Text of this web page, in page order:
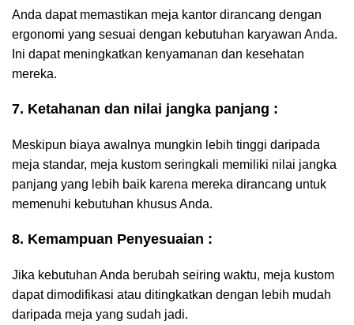
Anda dapat memastikan meja kantor dirancang dengan
ergonomi yang sesuai dengan kebutuhan karyawan Anda.
Ini dapat meningkatkan kenyamanan dan kesehatan
mereka.
7. Ketahanan dan nilai jangka panjang :
Meskipun biaya awalnya mungkin lebih tinggi daripada
meja standar, meja kustom seringkali memiliki nilai jangka
panjang yang lebih baik karena mereka dirancang untuk
memenuhi kebutuhan khusus Anda.
8. Kemampuan Penyesuaian :
Jika kebutuhan Anda berubah seiring waktu, meja kustom
dapat dimodifikasi atau ditingkatkan dengan lebih mudah
daripada meja yang sudah jadi.